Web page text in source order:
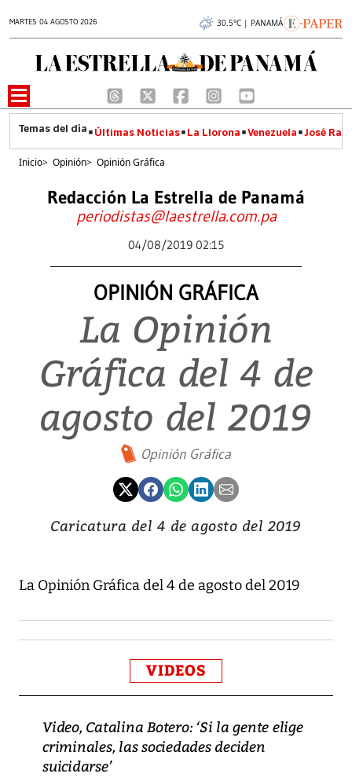
MARTES 04 AGOSTO 2026 30.5°C | PANAMÁ
Últimas Noticias La Llorona Venezuela José
Inicio> Opinión> Opinión Gráfica
Redacción La Estrella de Panamá
periodistas@laestrella.com.pa
04/08/2019 02:15
OPINIÓN GRÁFICA
La Opinión
Gráfica del 4 de
agosto del 2019
Opinión Gráfica
Caricatura del 4 de agosto del 2019
La Opinión Gráfica del 4 de agosto del 2019
VIDEOS
Video, Catalina Botero: ‘Si la gente elige
criminales, las sociedades deciden
suicidarse’